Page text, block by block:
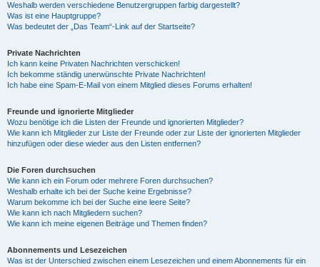
Weshalb werden verschiedene Benutzergruppen farbig dargestellt?
Was ist eine Hauptgruppe?
Was bedeutet der „Das Team“-Link auf der Startseite?
Private Nachrichten
Ich kann keine Privaten Nachrichten verschicken!
Ich bekomme ständig unerwünschte Private Nachrichten!
Ich habe eine Spam-E-Mail von einem Mitglied dieses Forums erhalten!
Freunde und ignorierte Mitglieder
Wozu benötige ich die Listen der Freunde und ignorierten Mitglieder?
Wie kann ich Mitglieder zur Liste der Freunde oder zur Liste der ignorierten Mitglieder
hinzufügen oder diese wieder aus den Listen entfernen?
Die Foren durchsuchen
Wie kann ich ein Forum oder mehrere Foren durchsuchen?
Weshalb erhalte ich bei der Suche keine Ergebnisse?
Warum bekomme ich bei der Suche eine leere Seite?
Wie kann ich nach Mitgliedern suchen?
Wie kann ich meine eigenen Beiträge und Themen finden?
Abonnements und Lesezeichen
Was ist der Unterschied zwischen einem Lesezeichen und einem Abonnements für ein